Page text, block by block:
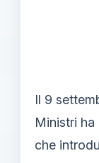
Il 9
Ministri
che